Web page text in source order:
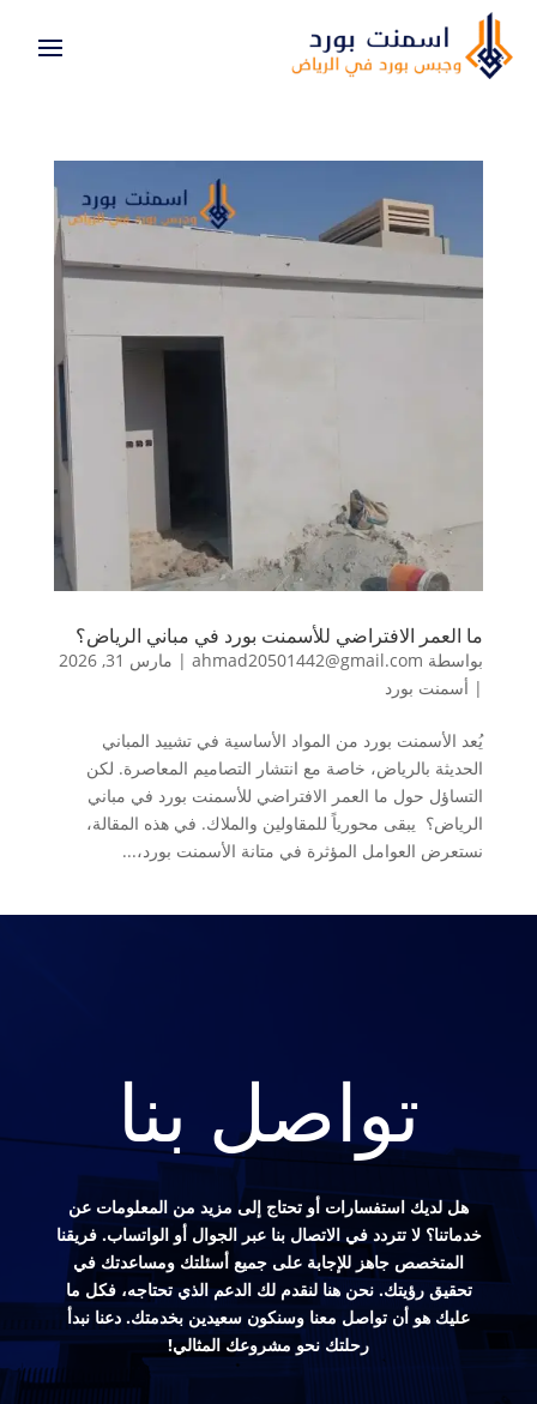
ما العمر الافتراضي للأسمنت بورد في مباني الرياض؟
بواسطة ahmad20501442@gmail.com
| مارس 31, 2026
| أسمنت بورد
يُعد الأسمنت بورد من المواد الأساسية في تشييد المباني
الحديثة بالرياض، خاصة مع انتشار التصاميم المعاصرة. لكن
التساؤل حول ما العمر الافتراضي للأسمنت بورد في مباني
الرياض؟ يبقى محورياً للمقاولين والملاك. في هذه المقالة،
نستعرض العوامل المؤثرة في متانة الأسمنت بورد،...
تواصل بنا
هل لديك استفسارات أو تحتاج إلى مزيد من المعلومات عن
خدماتنا؟ لا تتردد في الاتصال بنا عبر الجوال أو الواتساب. فريقنا
المتخصص جاهز للإجابة على جميع أسئلتك ومساعدتك في
تحقيق رؤيتك. نحن هنا لنقدم لك الدعم الذي تحتاجه، فكل ما
عليك هو أن تواصل معنا وسنكون سعيدين بخدمتك. دعنا نبدأ
رحلتك نحو مشروعك المثالي!